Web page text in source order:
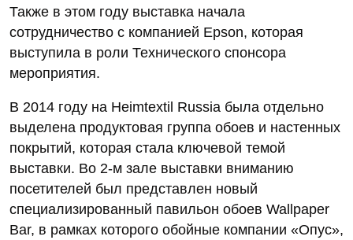
Также в этом году выставка начала
сотрудничество с компанией Epson, которая
выступила в роли Технического спонсора
мероприятия.
В 2014 году на Heimtextil Russia была отдельно
выделена продуктовая группа обоев и настенных
покрытий, которая стала ключевой темой
выставки. Во 2-м зале выставки вниманию
посетителей был представлен новый
специализированный павильон обоев Wallpaper
Bar, в рамках которого обойные компании «Опус»,